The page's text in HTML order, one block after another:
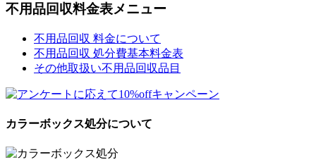
不用品回収料金表メニュー
不用品回収 料金について
不用品回収 処分費基本料金表
その他取扱い不用品回収品目
カラーボックス処分について